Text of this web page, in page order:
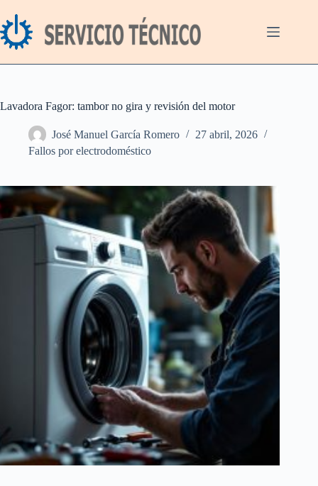
al
contenido
Lavadora Fagor: tambor no gira y revisión del motor
José Manuel García Romero
27 abril, 2026
Fallos por electrodoméstico